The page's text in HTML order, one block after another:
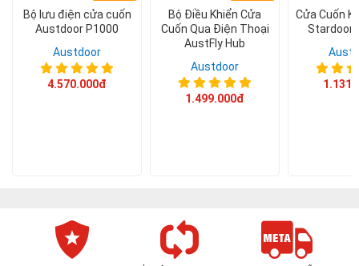
Bộ lưu điện cửa cuốn
Austdoor P1000
Austdoor
4.570.000đ
Bộ Điều Khiển Cửa
Cuốn Qua Điện Thoại
AustFly Hub
Austdoor
1.499.000đ
Cửa Cuốn
Stardoor